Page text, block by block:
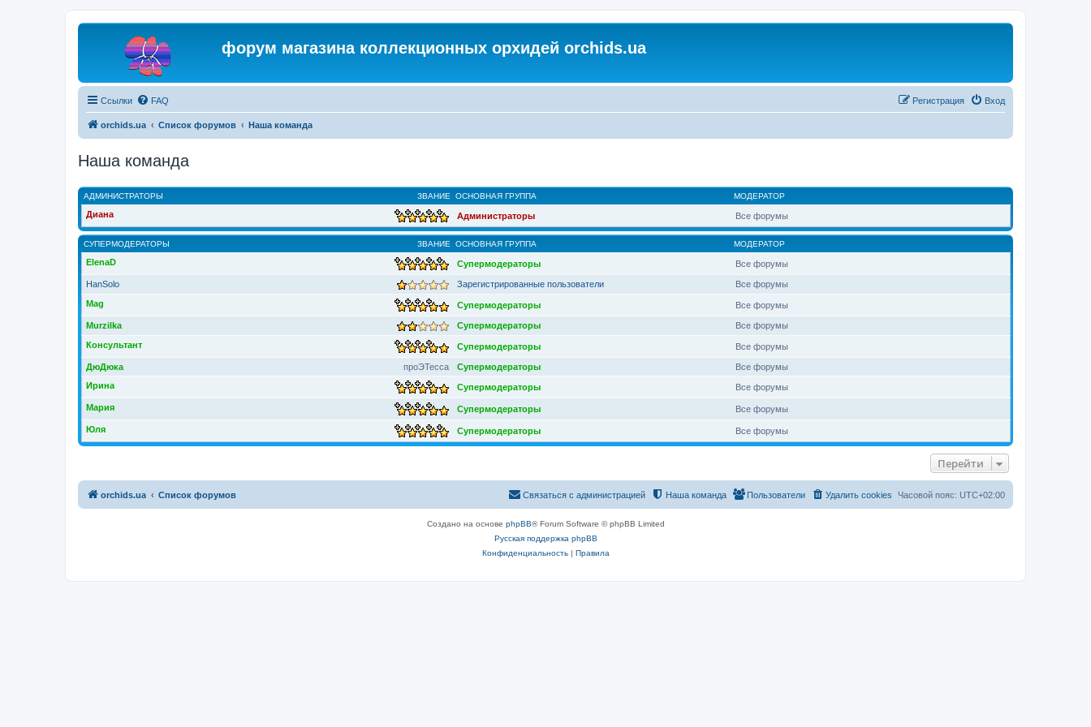
форум магазина коллекционных орхидей orchids.ua
Ссылки FAQ Вход
Регистрация
orchids.ua Список форумов Наша команда
Наша команда
ЗВАНИЕ
АДМИНИСТРАТОРЫ ОСНОВНАЯ ГРУППА МОДЕРАТОР
Диана Администраторы Все форумы
ЗВАНИЕ
СУПЕРМОДЕРАТОРЫ ОСНОВНАЯ ГРУППА МОДЕРАТОР
ElenaD Супермодераторы Все форумы
HanSolo Зарегистрированные пользователи
Все форумы
Mag
Супермодераторы Все форумы
Murzilka Супермодераторы
Все форумы
Консультант
Супермодераторы Все форумы
проЭТесса
ДюДюка Супермодераторы
Все форумы
Ирина
Супермодераторы Все форумы
Мария Супермодераторы Все форумы
Юля Супермодераторы Все форумы
Перейти
orchids.ua Список форумов Часовой пояс: UTC+02:00
Удалить cookies
Пользователи
Наша команда
Связаться с администрацией
Создано на основе phpBB® Forum Software © phpBB Limited
Русская поддержка phpBB
Конфиденциальность| Правила